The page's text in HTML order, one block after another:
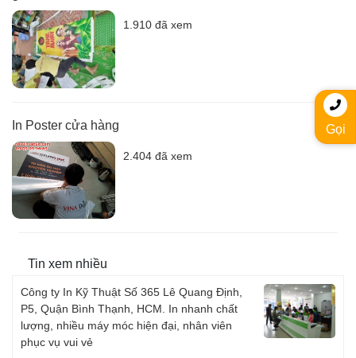
1.910 đã xem
In Poster cửa hàng
2.404 đã xem
Tin xem nhiều
Công ty In Kỹ Thuật Số 365 Lê Quang Định,
P5, Quận Bình Thạnh, HCM. In nhanh chất
lượng, nhiều máy móc hiện đại, nhân viên
phục vụ vui vẻ
Gọi